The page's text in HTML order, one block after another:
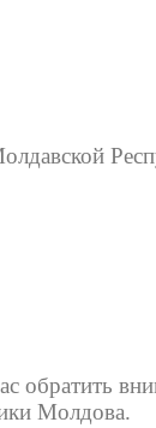
обратить
Молдова.